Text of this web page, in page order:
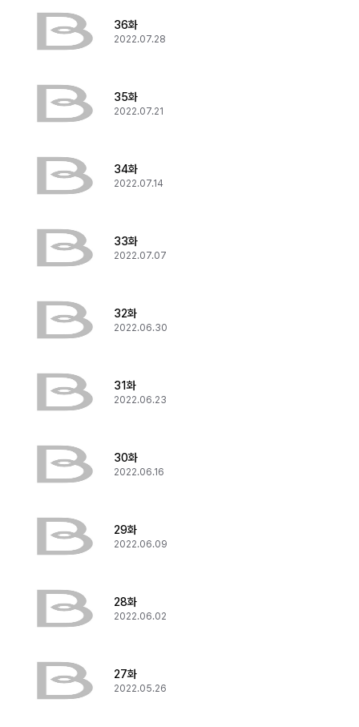
36화
2022.07.28
35화
2022.07.21
34화
2022.07.14
33화
2022.07.07
32화
2022.06.30
31화
2022.06.23
30화
2022.06.16
29화
2022.06.09
28화
2022.06.02
27화
2022.05.26